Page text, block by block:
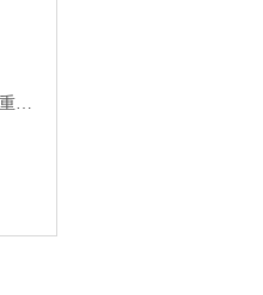
疫情后塞内加尔妇女带着新的希望重返工作岗位